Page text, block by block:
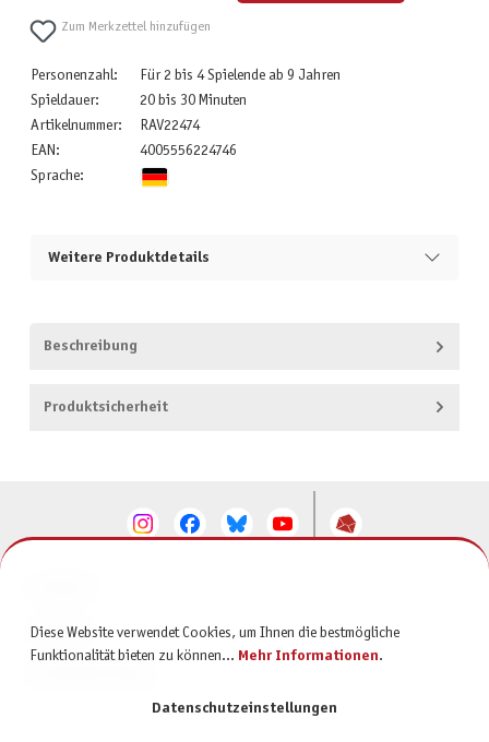
Zum Merkzettel hinzufügen
Personenzahl:
Für 2 bis 4 Spielende ab 9 Jahren
Spieldauer:
20 bis 30 Minuten
Artikelnummer:
RAV22474
EAN:
4005556224746
Sprache:
Weitere Produktdetails
Beschreibung
Produktsicherheit
SERVICE
Diese Website verwendet Cookies, um Ihnen die bestmögliche
Funktionalität bieten zu können... Mehr Informationen.
Datenschutzeinstellungen